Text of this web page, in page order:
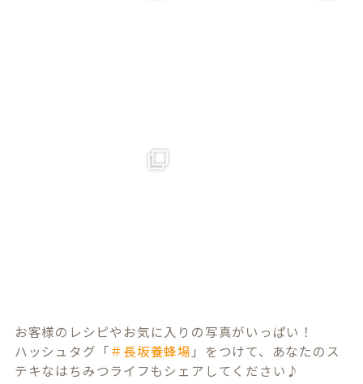
お客様のレシピやお気に入りの写真がいっぱい！
ハッシュタグ「＃長坂養蜂場 」をつけて、あなたのス
テキなはちみつライフもシェアしてください♪